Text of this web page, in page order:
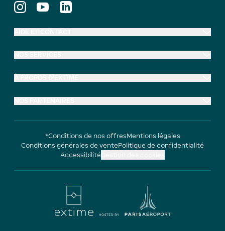
*Conditions de nos offresMentions légales
Conditions générales de ventePolitique de confidentialité
Accessibilité